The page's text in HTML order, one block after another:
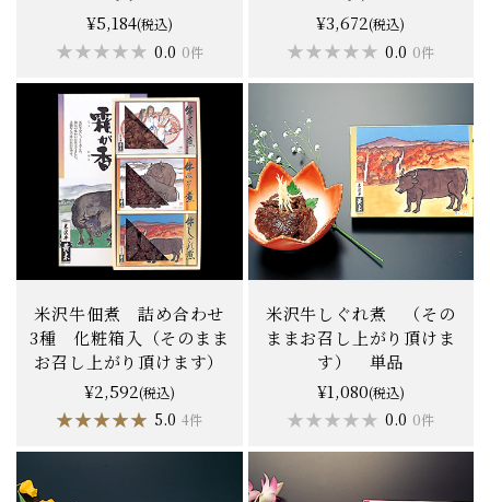
¥5,184(税込)
★★★★★
★★★★★ 0.0 0件
¥3,672(税込)
★★★★★
★★★★★ 0.0 0件
米沢牛佃煮 詰め合わせ
3種 化粧箱入（そのまま
お召し上がり頂けます）
¥2,592(税込)
★★★★★
★★★★★ 5.0 4件
米沢牛しぐれ煮 （その
ままお召し上がり頂けま
す） 単品
¥1,080(税込)
★★★★★
★★★★★ 0.0 0件